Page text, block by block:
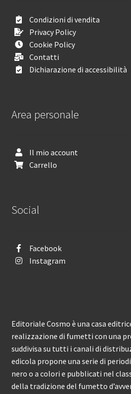
Condizioni di vendita
Privacy Policy
Cookie Policy
Contatti
Dichiarazione di accessibilità
Area personale
Il mio account
Carrello
Social
Facebook
Instagram
Editoriale Cosmo è una casa
realizzazione di fumetti con una
suddivisa su tutti i canali di
edicola propone una serie di
nero o a colori e pubblicati nel
della tradizione del fumetto